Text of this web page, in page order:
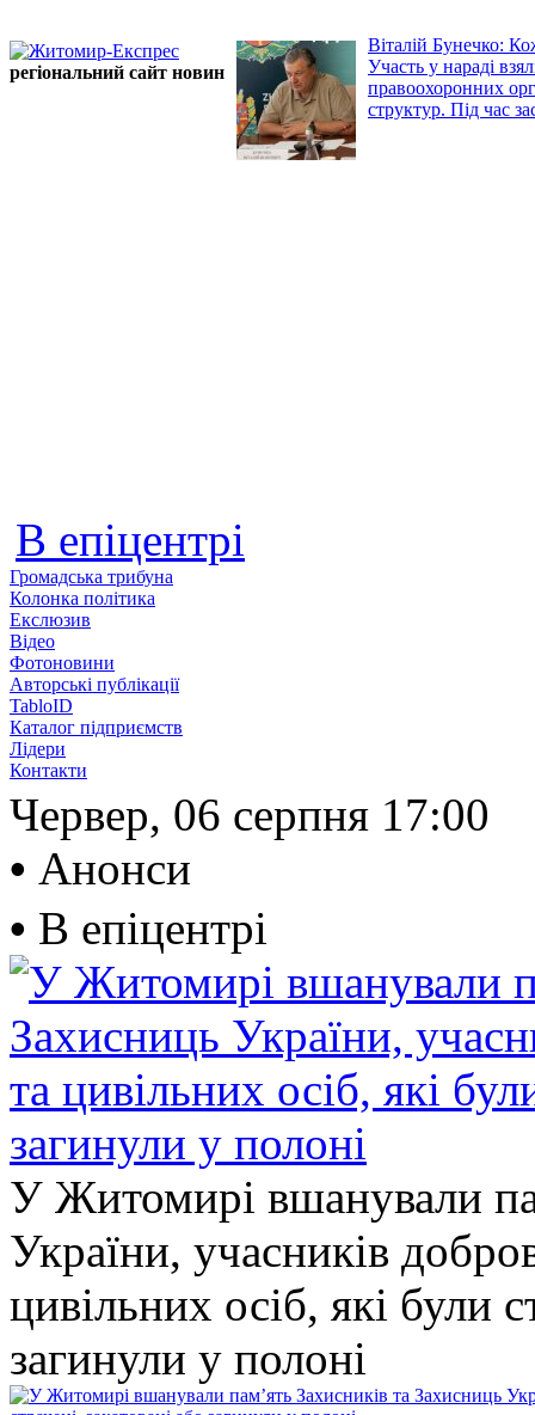
регіональний сайт новин
Віталій Бунечко:
Участь у нараді
правоохоронних
структур. Під час
В епіцентрі
Громадська трибуна
Колонка політика
Екслюзив
Відео
Фотоновини
Авторські публікації
TabloID
Каталог підприємств
Лідери
Контакти
Червер, 06 серпня 17:00
• Анонси
• В епіцентрі
У Житомирі вшанували
України, учасників
цивільних осіб, які були
загинули у полоні